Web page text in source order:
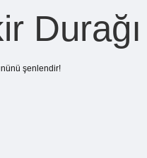
Durağı
şenlendir!